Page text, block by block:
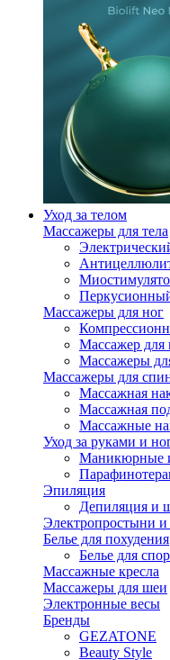
Уход за телом
Массажеры для тела
Массажеры для ног
Массажер для
Массажеры
Массажеры для
Массажная
Массажная
Массажные
Уход за руками и
Маникюрные
Эпиляция
Депиляция и
Электропростыни и
Белье для похудения
Белье для
Массажные кресла
Массажеры для шеи
Электронные весы
Бренды
GEZATONE
Beauty Style